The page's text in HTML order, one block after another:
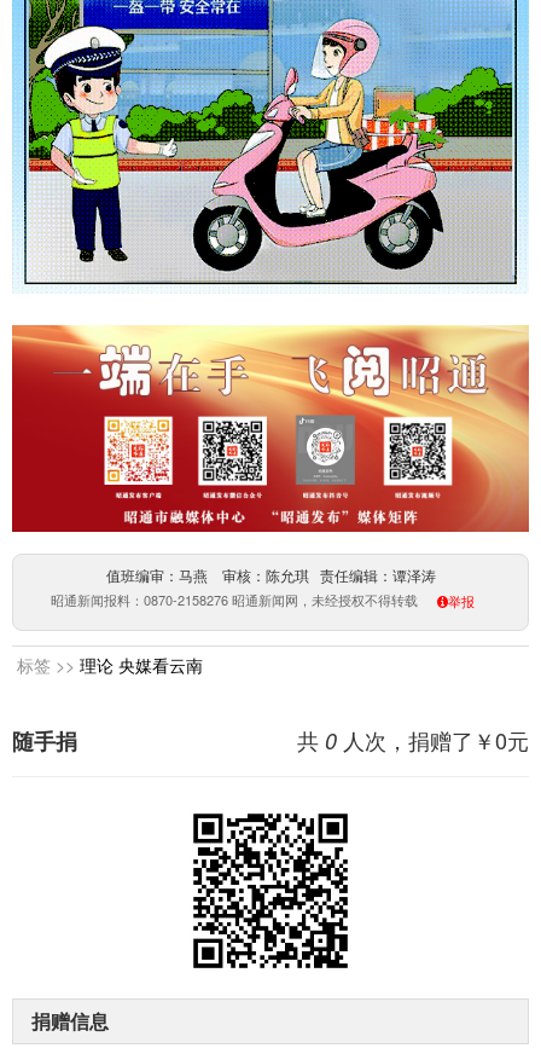
值班编审：马燕 审核：陈允琪 责任编辑：谭泽涛
昭通新闻报料：0870-2158276 昭通新闻网，未经授权不得转载 举报
标签 >> 理论 央媒看云南
共 0 人次，捐赠了￥0元
随手捐
捐赠信息